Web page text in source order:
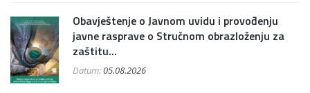
Obavještenje o Javnom uvidu i provođenju
javne rasprave o Stručnom obrazloženju za
zaštitu...
Datum:05.08.2026